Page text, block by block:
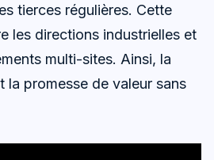
tierces régulières. Cette
les directions industrielles et
multi-sites. Ainsi, la
la promesse de valeur sans